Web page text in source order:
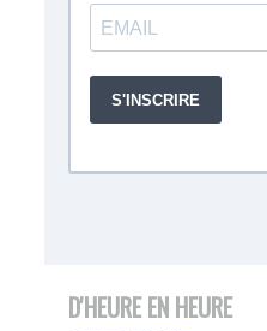
D'HEURE EN HEURE